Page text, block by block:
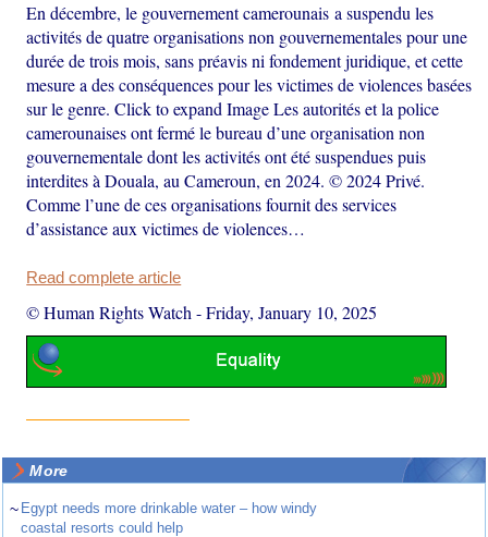
En décembre, le gouvernement camerounais a suspendu les
activités de quatre organisations non gouvernementales pour une
durée de trois mois, sans préavis ni fondement juridique, et cette
mesure a des conséquences pour les victimes de violences basées
sur le genre. Click to expand Image Les autorités et la police
camerounaises ont fermé le bureau d’une organisation non
gouvernementale dont les activités ont été suspendues puis
interdites à Douala, au Cameroun, en 2024. © 2024 Privé.
Comme l’une de ces organisations fournit des services
d’assistance aux victimes de violences…
Read complete article
© Human Rights Watch -Friday, January 10, 2025
More
~ Egypt needs more drinkable water – how windy
coastal resorts could help